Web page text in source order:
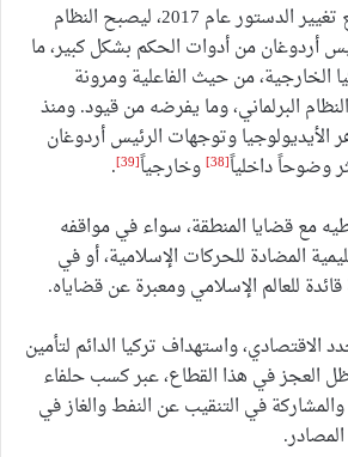
أخيراً المحطة الثالثة، مع تغيير الدستور عام 2017، ليصبح النظام
أردوغان من أدوات الحكم بشكل كبير، ما
من حيث الفاعلية ومرونة
البرلماني، وما يفرضه من قيود. ومنذ
الأيديولوجيا وتوجهات الرئيس أردوغان
وضوحاً داخلياً[38] وخارجياً[39]
.
مع قضايا المنطقة، سواء في مواقفه
المضادة للحركات الإسلامية، أو في
للعالم الإسلامي ومعبرة عن قضاياه.
الاقتصادي، واستهداف تركيا الدائم لتأمين
العجز في هذا القطاع، عبر كسب حلفاء
في التنقيب عن النفط والغاز في